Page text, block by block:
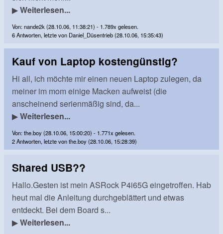
▶Weiterlesen...
Von: nande2k (28.10.06, 11:38:21) - 1.789x gelesen.
6 Antworten, letzte von Daniel_Düsentrieb (28.10.06, 15:35:43)
Kauf von Laptop kostengünstig?
Hi all, ich möchte mir einen neuen Laptop zulegen, da
meiner im mom einige Macken aufweist (die
anscheinend serienmäßig sind, da...
▶Weiterlesen...
Von: the.boy (28.10.06, 15:00:20) - 1.771x gelesen.
2 Antworten, letzte von the.boy (28.10.06, 15:28:39)
Shared USB??
Hallo.Gesten ist mein ASRock P4i65G eingetroffen. Hab
heut mal die Anleitung durchgeblättert und etwas
entdeckt. Bei dem Board s...
▶Weiterlesen...